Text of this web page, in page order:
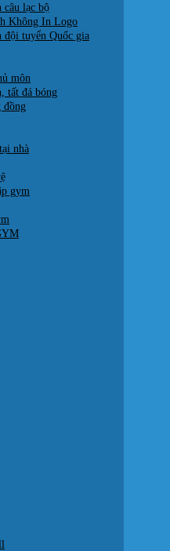
câu lạc bộ
Không In Logo
đội tuyển Quốc gia
môn
tất đá bóng
đồng
nhà
gym